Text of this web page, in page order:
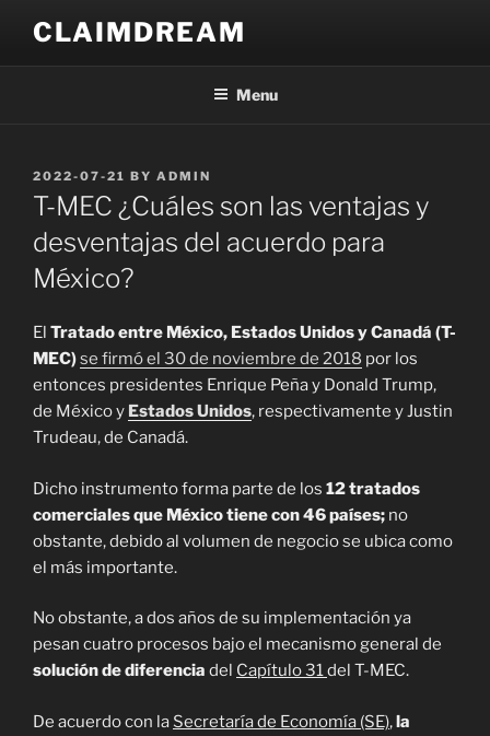
content
CLAIMDREAM
Menu
POSTED
ON
2022-07-21 BY ADMIN
T-MEC ¿Cuáles son las ventajas y
desventajas del acuerdo para
México?
El Tratado entre México, Estados Unidos y Canadá (T-
MEC)se firmó el 30 de noviembre de 2018 por los
entonces presidentes Enrique Peña y Donald Trump,
de México y Estados Unidos, respectivamente y Justin
Trudeau, de Canadá.
Dicho instrumento forma parte de los 12 tratados
comerciales que México tiene con 46 países; no
obstante, debido al volumen de negocio se ubica como
el más importante.
No obstante, a dos años de su implementación ya
pesan cuatro procesos bajo el mecanismo general de
solución de diferencia del Capítulo 31del T-MEC.
De acuerdo con la Secretaría de Economía (SE),la